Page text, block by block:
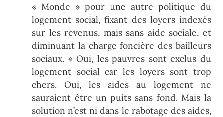
« Monde » pour une autre politique du
logement social, fixant des loyers indexés
sur les revenus, mais sans aide sociale, et
diminuant la charge foncière des bailleurs
sociaux. « Oui, les pauvres sont exclus du
logement social car les loyers sont trop
chers. Oui, les aides au logement ne
sauraient être un puits sans fond. Mais la
solution n’est ni dans le rabotage des aides,